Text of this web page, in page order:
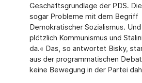
Geschäftsgrundlage der PDS.
sogar Probleme mit dem Begriff
Demokratischer Sozialismus.
plötzlich Kommunismus und
da.« Das, so antwortet Bisky,
aus der programmatischen
keine Bewegung in der Partei